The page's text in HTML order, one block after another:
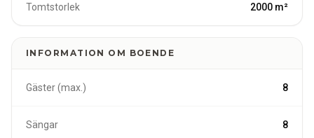
Tomtstorlek 2000 m²
INFORMATION OM BOENDE
Gäster (max.) 8
Sängar 8